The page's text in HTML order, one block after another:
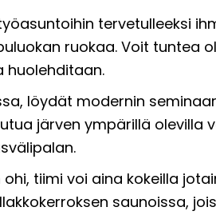
tervetulleeksi
ruokaa. Voit tuntea
huolehditaan.
löydät modernin
järven ympärillä olevilla
tiimi voi aina kokeilla
saunoissa,